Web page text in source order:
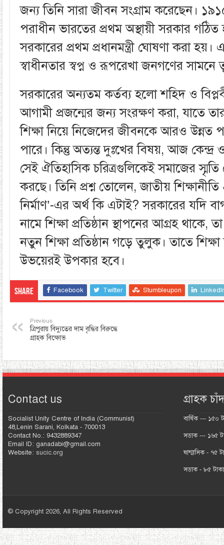
জন্য তিনি সারা জীবন সংগ্রাম করেছেন।
পরাধীন ভারতের প্রথম অস্থায়ী সরকার
সরকারের প্রথম প্রধানমন্ত্রী ঘোষণা করা
স্বাধীনতার স্বপ্ন ও রূপরেখা জনগণের সামনে
সরকারের অন্যতম কর্তব্য হলো শহিদ ও
আগামী প্রজন্মের জন্য সংরক্ষণ করা, যাতে
শিক্ষা নিয়ে নিজেদের জীবনকে আরও উন্নত
পারে। কিন্তু অত্যন্ত দুঃখের বিষয়, আজ
সেই ঐতিহাসিক চরিত্রগুলিকেই সমাজের স্মৃতি
করছে। তিনি প্রশ্ন তোলেন, জাতীয় শিক্ষানীতি
নির্মাণ’-এর অর্থ কি এটাই? সরকারের যদি
নামে শিক্ষা প্রতিষ্ঠান স্থাপনের আগ্রহ থাকে,
নতুন শিক্ষা প্রতিষ্ঠান গড়ে তুলুক। তাতে
উভয়েরই উপকার হবে।
Share Facebook Twitter Stumbleupon
Previous
ত্রিপুরায় বিদ্যুতের দাম বৃদ্ধির বিরুদ্ধে
গ্রাহক বিক্ষোভ
Contact us
Socialist Unity Centre of India (Communist)
48,Lenin Sarani, Kolkata - 700013
Contact No.: 9432889347
Email ID: ganadabi@gmail.com
Website: sucic.org
গ্রাহক
বার্ষিক --- ১৫০
সডাক --- ১৬৫
ষান্মাসিক - ৭৫
সডাক - ৮৫ টাকা
© Copyright 2026, All Rights Reserved